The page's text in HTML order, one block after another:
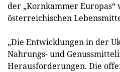
der „Kornkammer
österreichischen
„Die Entwicklungen in der
Nahrungs- und
Herausforderungen. Die